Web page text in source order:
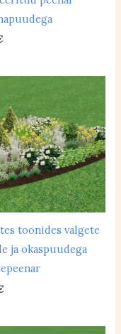
toonides valgete
ja okaspuudega